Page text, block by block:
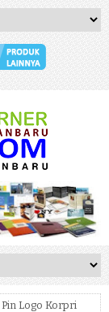
Pin Logo Korpri